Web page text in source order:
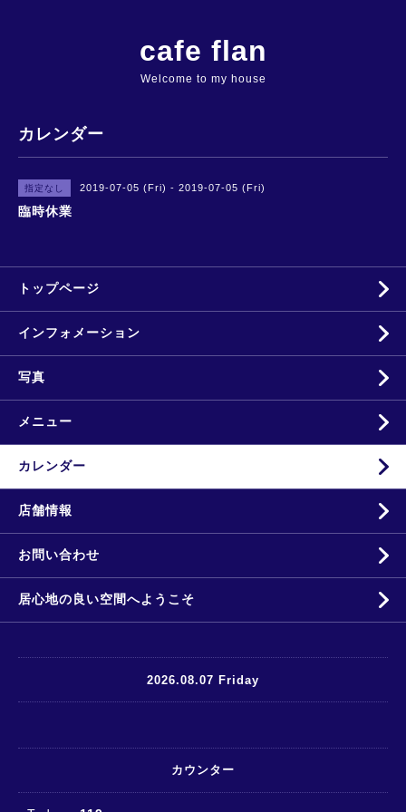
cafe flan
Welcome to my house
カレンダー
指定なし 2019-07-05 (Fri) - 2019-07-05 (Fri)
臨時休業
トップページ
インフォメーション
写真
メニュー
カレンダー
店舗情報
お問い合わせ
居心地の良い空間へようこそ
2026.08.07 Friday
カウンター